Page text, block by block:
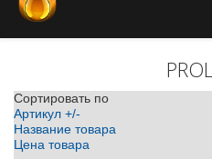
Сортировать по
Артикул +/-
Название товара
Цена товара